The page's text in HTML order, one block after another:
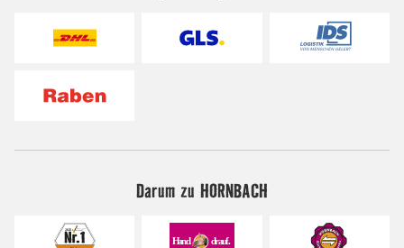
Darum zu HORNBACH